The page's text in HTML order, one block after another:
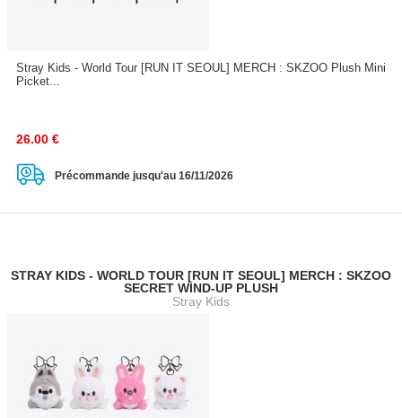
Stray Kids - World Tour [RUN IT SEOUL] MERCH : SKZOO Plush Mini
Picket...
26.00 €
Précommande jusqu'au 16/11/2026
STRAY KIDS - WORLD TOUR [RUN IT SEOUL] MERCH : SKZOO
SECRET WIND-UP PLUSH
Stray Kids